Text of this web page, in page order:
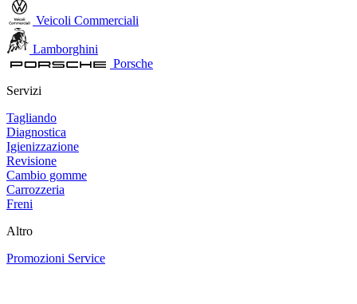
Veicoli Commerciali
Lamborghini
Porsche
Servizi
Tagliando
Diagnostica
Igienizzazione
Revisione
Cambio gomme
Carrozzeria
Freni
Altro
Promozioni Service